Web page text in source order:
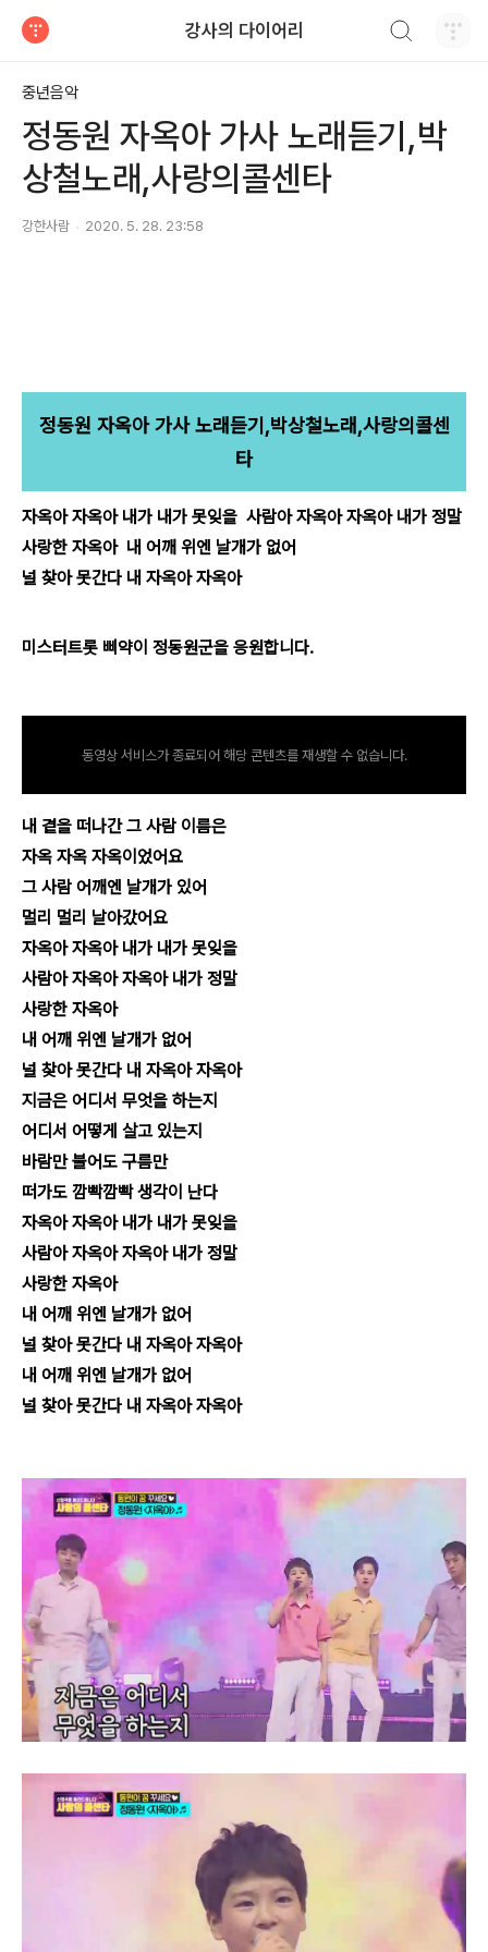
강사의 다이어리
중년음악
정동원 자옥아 가사 노래듣기,박
상철노래,사랑의콜센타
강한사람 2020. 5. 28. 23:58
정동원 자옥아 가사 노래듣기,박상철노래,사랑의콜센
타
자옥아 자옥아 내가 내가 못잊을 사람아 자옥아 자옥아 내가 정말
사랑한 자옥아 내 어깨 위엔 날개가 없어
널 찾아 못간다 내 자옥아 자옥아
미스터트롯 삐약이 정동원군을 응원합니다.
동영상 서비스가 종료되어 해당 콘텐츠를 재생할 수 없습니다.
내 곁을 떠나간 그 사람 이름은
자옥 자옥 자옥이었어요
그 사람 어깨엔 날개가 있어
멀리 멀리 날아갔어요
자옥아 자옥아 내가 내가 못잊을
사람아 자옥아 자옥아 내가 정말
사랑한 자옥아
내 어깨 위엔 날개가 없어
널 찾아 못간다 내 자옥아 자옥아
지금은 어디서 무엇을 하는지
어디서 어떻게 살고 있는지
바람만 불어도 구름만
떠가도 깜빡깜빡 생각이 난다
자옥아 자옥아 내가 내가 못잊을
사람아 자옥아 자옥아 내가 정말
사랑한 자옥아
내 어깨 위엔 날개가 없어
널 찾아 못간다 내 자옥아 자옥아
내 어깨 위엔 날개가 없어
널 찾아 못간다 내 자옥아 자옥아